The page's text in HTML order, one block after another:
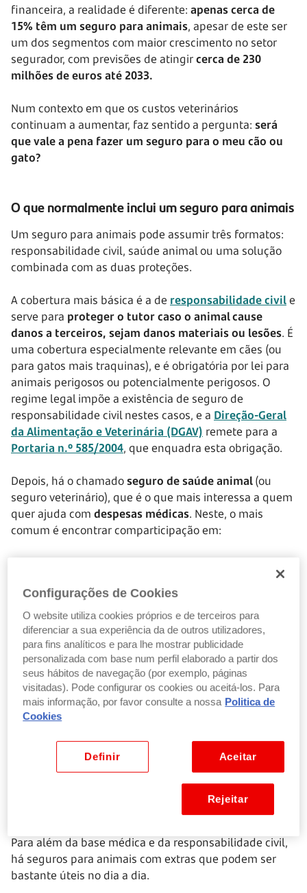
financeira, a realidade é diferente: apenas cerca de
15% têm um seguro para animais, apesar de este ser
um dos segmentos com maior crescimento no setor
segurador, com previsões de atingircerca de 230
milhões de euros até 2033.
Num contexto em que os custos veterinários
continuam a aumentar, faz sentido a pergunta: será
que vale a pena fazer um seguro para o meu cão ou
gato?
O que normalmente inclui um seguro para animais
Um seguro para animais pode assumir três formatos:
responsabilidade civil, saúde animal ou uma solução
combinada com as duas proteções.
A cobertura mais básica é a de responsabilidade civile
serve para proteger o tutor caso o animal cause
danos a terceiros, sejam danos materiais ou lesões. É
uma cobertura especialmente relevante em cães (ou
para gatos mais traquinas), e é obrigatória por lei para
animais perigosos ou potencialmente perigosos. O
regime legal impõe a existência de seguro de
responsabilidade civil nestes casos, e a Direção-Geral
da Alimentação e Veterinária (DGAV) remete para a
Portaria n.º 585/2004, que enquadra esta obrigação.
Depois, há o chamadoseguro de saúde animal(ou
seguro veterinário), que é o que mais interessa a quem
quer ajuda com despesas médicas. Neste, o mais
comum é encontrar comparticipação em:
Exames
Medicamentos
Cirurgias por doença ou acidente
Internamentos.
Em muitos casos, estas coberturas não significam
pagamento integral. O habitual é
determinados plafonds anuais ou por ato médico.
Também é frequente haver franquias, ou seja, uma
parte da despesa fica sempre a cargo do tutor.
Quais as coberturas extra disponíveis?
Para além da base médica e da responsabilidade civil,
há seguros para animais com extras que podem ser
bastante úteis no dia a dia.
Configurações de Cookies
O website utiliza cookies próprios e de terceiros para
diferenciar a sua experiência da de outros utilizadores,
para fins analíticos e para lhe mostrar publicidade
personalizada com base num perfil elaborado a partir dos
seus hábitos de navegação (por exemplo, páginas
visitadas). Pode configurar os cookies ou aceitá-los. Para
mais informação, por favor consulte a nossa Politica de
Cookies
Aceitar
Definir
Rejeitar